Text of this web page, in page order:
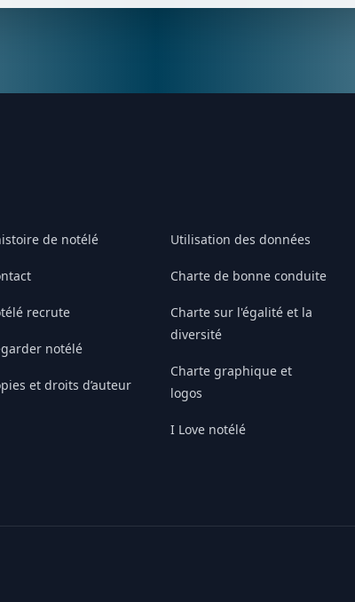
de notélé
recrute
notélé
et droits d’auteur
Utilisation des données
Charte de bonne conduite
Charte sur l'égalité et la
diversité
Charte graphique et
logos
I Love notélé